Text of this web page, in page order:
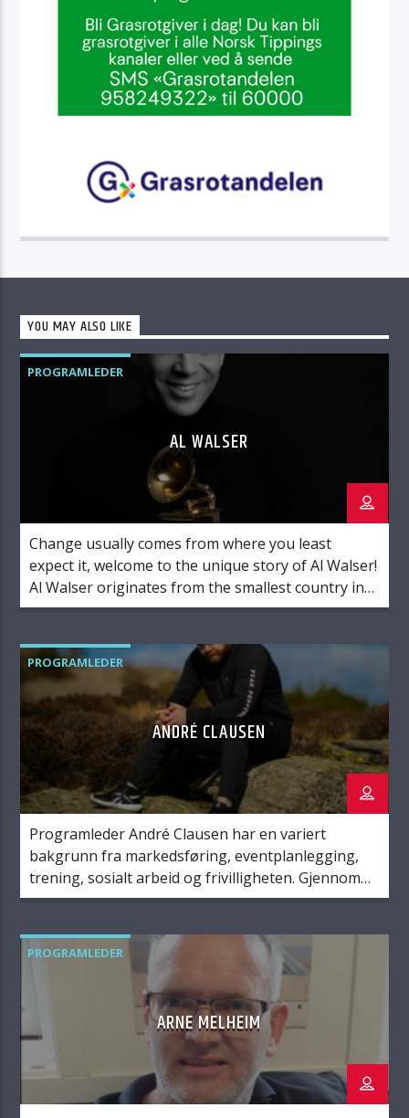
YOU MAY ALSO LIKE
PROGRAMLEDER
AL WALSER
Change usually comes from where you least
expect it, welcome to the unique story of Al Walser!
Al Walser originates from the smallest country in
the world, Liechtenstein. Al is in fact Liechtenstein’s
always easy as one could imagine! But he didn’t do
anything to accomplish this […]
PROGRAMLEDER
ANDRÉ CLAUSEN
Programleder André Clausen har en variert
bakgrunn fra markedsføring, eventplanlegging,
trening, sosialt arbeid og frivilligheten. Gjennom
sitt arbeid med mennesker 1 til 1 har han vært med
utfordrende livssituasjoner. I samtaler med andre
skjer endring og man kan finne styrke i seg selv og
hos andre når vi snakker […]
PROGRAMLEDER
ARNE MELHEIM